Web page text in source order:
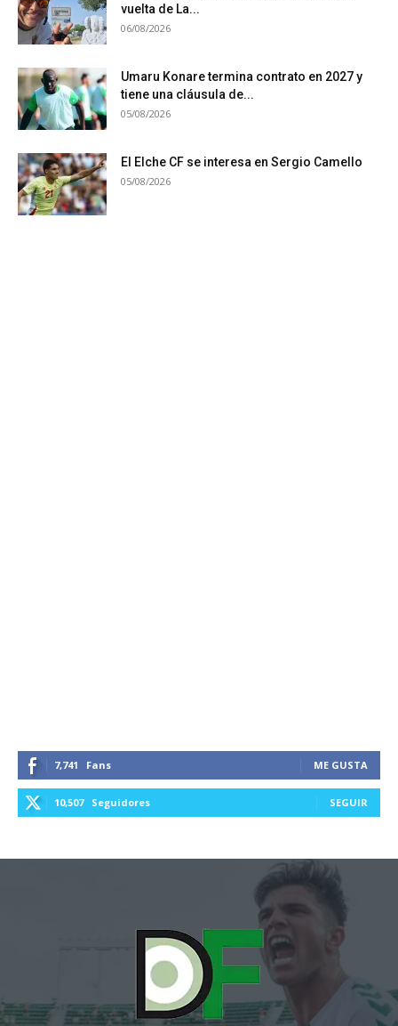
vuelta de La...
06/08/2026
Umaru Konare termina contrato en 2027 y
tiene una cláusula de...
05/08/2026
El Elche CF se interesa en Sergio Camello
05/08/2026
7,741 Fans ME GUSTA
10,507 Seguidores SEGUIR